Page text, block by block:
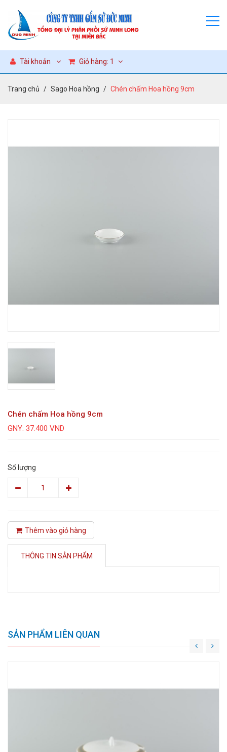
Tài khoản Giỏ hàng: 1
Trang chủ Sago Hoa hồng Chén chấm Hoa hồng 9cm
Chén chấm Hoa hồng 9cm
GNY: 37.400 VND
Số lượng
Thêm vào giỏ hàng
THÔNG TIN SẢN PHẨM
SẢN PHẨM LIÊN QUAN